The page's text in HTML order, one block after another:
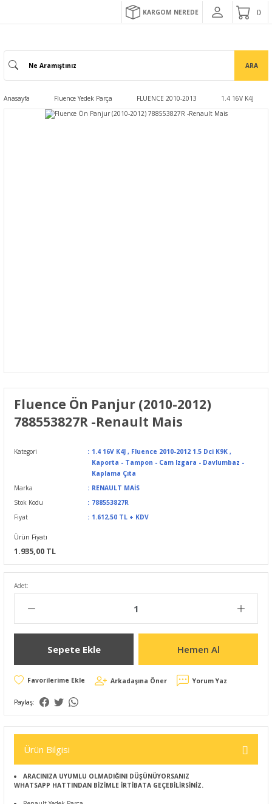
KARGOM NEREDE
ARA
Anasayfa Fluence Yedek Parça FLUENCE 2010-2013 1.4 16V K4J
Fluence Ön Panjur (2010-2012)
788553827R -Renault Mais
Kategori 1.4 16V K4J , Fluence 2010-2012 1.5 Dci K9K ,
Kaporta - Tampon - Cam Izgara - Davlumbaz -
Kaplama Çıta
Marka
RENAULT MAİS
Stok Kodu
788553827R
Fiyat
1.612,50 TL + KDV
Ürün Fiyatı
1.935,00 TL
Adet:
Sepete Ekle Hemen Al
Arkadaşına Öner Yorum Yaz
Paylaş:
Ürün Bilgisi
ARACINIZA UYUMLU OLMADIĞINI DÜŞÜNÜYORSANIZ
WHATSAPP HATTINDAN BİZİMLE İRTİBATA GEÇEBİLİRSİNİZ.